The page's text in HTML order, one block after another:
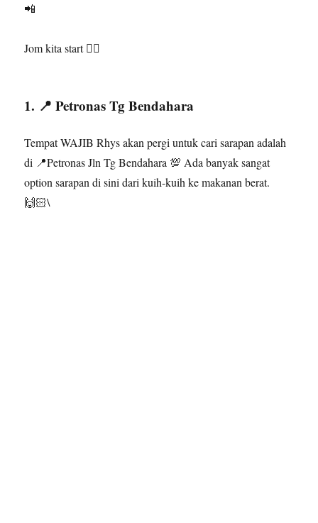
📲
Jom kita start 👇🏻
1. 📍 Petronas Tg Bendahara
Tempat WAJIB Rhys akan pergi untuk cari sarapan adalah
di 📍Petronas Jln Tg Bendahara 💯 Ada banyak sangat
option sarapan di sini dari kuih-kuih ke makanan berat.
🙌🏻\